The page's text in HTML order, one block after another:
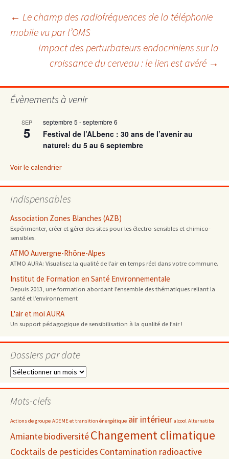
Navigation
des
articles
← Le champ des radiofréquences de la téléphonie
mobile vu par l’OMS
Impact des perturbateurs endocriniens sur la
croissance du cerveau : le lien est avéré →
Évènements à venir
SEP
5
septembre 5 -septembre 6
Festival de l’ALbenc : 30 ans de l’avenir au
naturel: du 5 au 6 septembre
Voir le calendrier
Indispensables
Association Zones Blanches (AZB)
Expérimenter, créer et gérer des sites pour les électro-sensibles et chimico-
sensibles.
ATMO Auvergne-Rhône-Alpes
ATMO AURA: Visualisez la qualité de l’air en temps réel dans votre commune.
Institut de Formation en Santé Environnementale
Depuis 2013, une formation abordant l’ensemble des thématiques reliant la
santé et l’environnement
L'air et moi AURA
Un support pédagogique de sensibilisation à la qualité de l’air !
Dossiers par date
Dossiers
date
Mots-clefs
Actions de groupe ADEME et transition énergétique air intérieur alcool Alternatiba
AmiantebiodiversitéChangement climatique
Cocktails de pesticides Contamination radioactive